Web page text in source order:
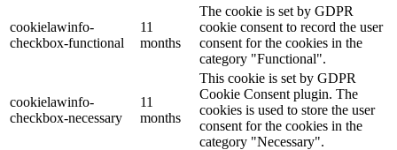
cookielawinfo-
checkbox-functional
11
months
The cookie is set by GDPR
cookie consent to record the user
consent for the cookies in the
category "Functional".
cookielawinfo-
checkbox-necessary
11
months
This cookie is set by GDPR
Cookie Consent plugin. The
cookies is used to store the user
consent for the cookies in the
category "Necessary".